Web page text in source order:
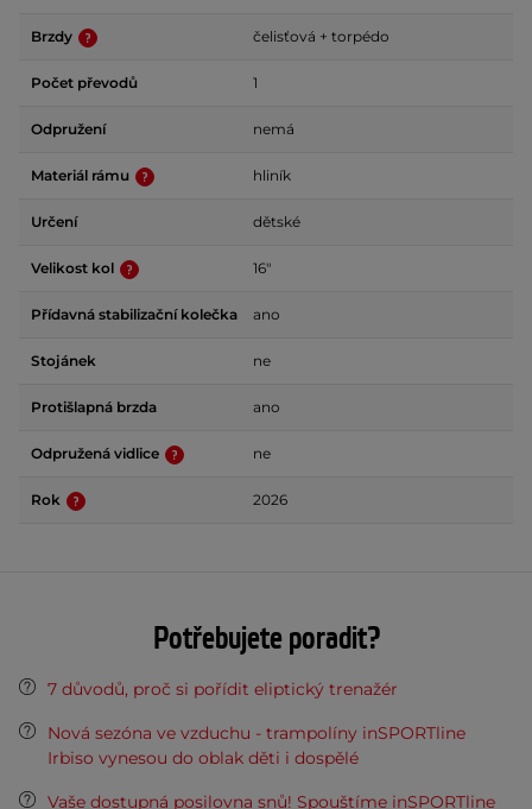
Brzdy čelisťová + torpédo
Počet převodů 1
Odpružení nemá
Materiál rámu hliník
Určení dětské
Velikost kol 16"
Přídavná stabilizační kolečka ano
Stojánek ne
Protišlapná brzda ano
Odpružená vidlice ne
Rok 2026
Potřebujete poradit?
7 důvodů, proč si pořídit eliptický trenažér
Nová sezóna ve vzduchu - trampolíny inSPORTline
Irbiso vynesou do oblak děti i dospělé
Vaše dostupná posilovna snů! Spouštíme inSPORTline